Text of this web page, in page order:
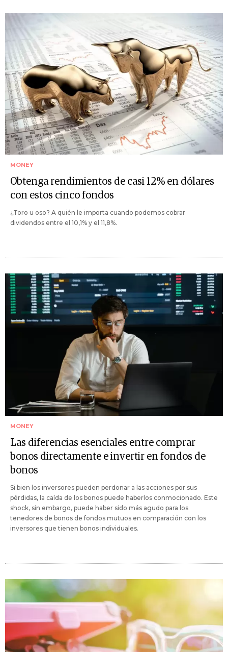
MONEY
Obtenga rendimientos de casi 12% en dólares
con estos cinco fondos
¿Toro u oso? A quién le importa cuando podemos cobrar
dividendos entre el 10,1% y el 11,8%.
MONEY
Las diferencias esenciales entre comprar
bonos directamente e invertir en fondos de
bonos
Si bien los inversores pueden perdonar a las acciones por sus
pérdidas, la caída de los bonos puede haberlos conmocionado. Este
shock, sin embargo, puede haber sido más agudo para los
tenedores de bonos de fondos mutuos en comparación con los
inversores que tienen bonos individuales.